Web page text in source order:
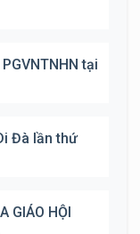
tại
Đà lần thứ
GIÁO HỘI